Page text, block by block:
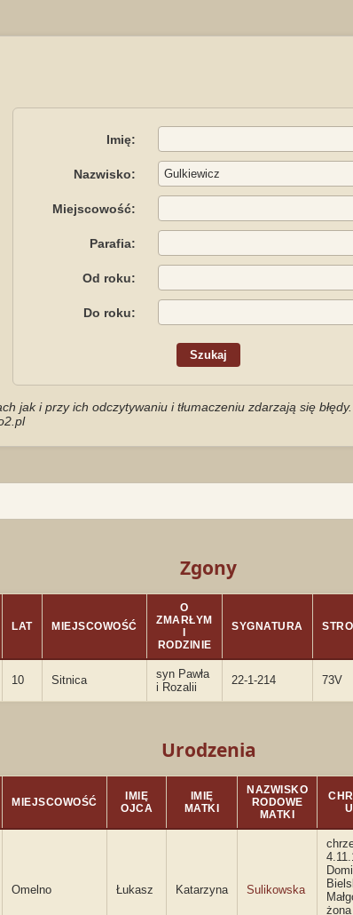
Imię:
Nazwisko:
Miejscowość:
Parafia:
Od roku:
Do roku:
jak i przy ich odczytywaniu i tłumaczeniu zdarzają się
Zgony
LAT MIEJSCOWOŚĆ
O
ZMARŁYM
RODZINIE
SYGNATURA
10 Sitnica
syn Pawła
i Rozalii
22-1-214 73V
Urodzenia
MIEJSCOWOŚĆ
IMIĘ
OJCA
IMIĘ
MATKI
NAZWISKO
RODOWE
MATKI
Omelno Łukasz Katarzyna Sulikowska
żona